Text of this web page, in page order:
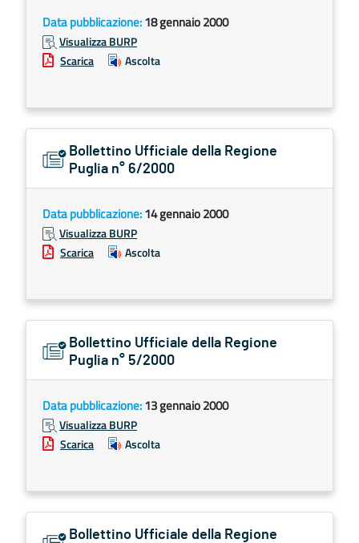
Data pubblicazione:18 gennaio 2000
Visualizza BURP
Scarica
Ascolta
Bollettino Ufficiale della Regione
Puglia n° 6/2000
Data pubblicazione:14 gennaio 2000
Visualizza BURP
Scarica
Ascolta
Bollettino Ufficiale della Regione
Puglia n° 5/2000
Data pubblicazione:13 gennaio 2000
Visualizza BURP
Scarica
Ascolta
Bollettino Ufficiale della Regione